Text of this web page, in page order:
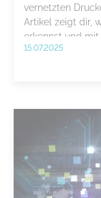
vernetzten
Artikel zeigt dir,
erkennst und
15.07.2025